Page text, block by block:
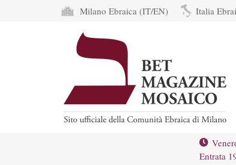
Milano Ebraica (IT/EN) Italia
Entrata